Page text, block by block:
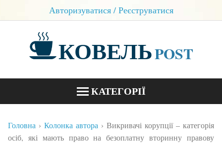
Авторизуватися / Реєструватися
КОВЕЛЬPOST
КАТЕГОРІЇ
БЛОГИ
Головна Колонка автора
Викривачі корупції – категорія
осіб, які мають право на безоплатну вторинну правову